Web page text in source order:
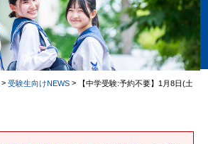
>受験生向けNEWS > 【中学受験:予約不要】1月8日(土)